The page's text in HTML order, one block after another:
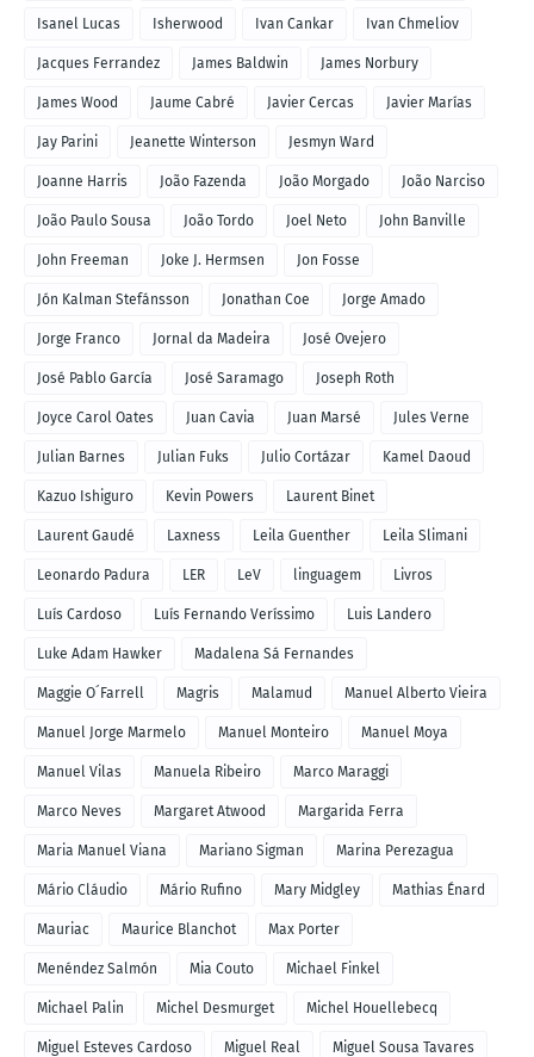
Isanel Lucas Isherwood Ivan Cankar Ivan Chmeliov
Jacques Ferrandez James Baldwin James Norbury
James Wood Jaume Cabré Javier Cercas Javier Marías
Jay Parini Jeanette Winterson Jesmyn Ward
Joanne Harris João Fazenda João Morgado João Narciso
João Paulo Sousa João Tordo Joel Neto John Banville
John Freeman Joke J. Hermsen Jon Fosse
Jón Kalman Stefánsson Jonathan Coe Jorge Amado
Jorge Franco Jornal da Madeira José Ovejero
José Pablo García José Saramago Joseph Roth
Joyce Carol Oates Juan Cavia Juan Marsé Jules Verne
Julian Barnes Julian Fuks Julio Cortázar Kamel Daoud
Kazuo Ishiguro Kevin Powers Laurent Binet
Laurent Gaudé Laxness Leila Guenther Leila Slimani
Leonardo Padura LER LeV linguagem Livros
Luís Cardoso Luís Fernando Veríssimo Luis Landero
Luke Adam Hawker Madalena Sá Fernandes
Maggie O´Farrell Magris Malamud Manuel Alberto Vieira
Manuel Jorge Marmelo Manuel Monteiro Manuel Moya
Manuel Vilas Manuela Ribeiro Marco Maraggi
Marco Neves Margaret Atwood Margarida Ferra
Maria Manuel Viana Mariano Sigman Marina Perezagua
Mário Cláudio Mário Rufino Mary Midgley Mathias Énard
Mauriac Maurice Blanchot Max Porter
Menéndez Salmón Mia Couto Michael Finkel
Michael Palin Michel Desmurget Michel Houellebecq
Miguel Esteves Cardoso Miguel Real Miguel Sousa Tavares